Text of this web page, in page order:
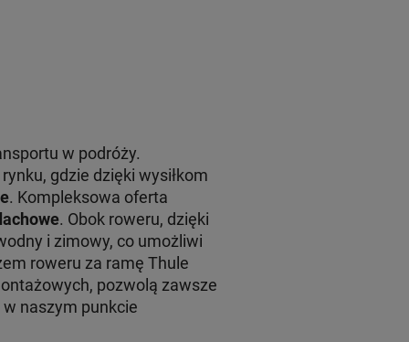
w podróży.
gdzie dzięki wysiłkom
. Kompleksowa oferta
. Obok roweru, dzięki
i zimowy, co umożliwi
roweru za ramę Thule
pozwolą zawsze
naszym punkcie